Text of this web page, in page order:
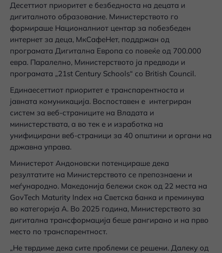
Десеттиот приоритет е безбедноста на децата и
дигиталното образование. Министерството го
формираше Националниот центар за побезбеден
интернет за деца, МкСафеНет, поддржан од
програмата Дигитална Европа со повеќе од 700.000
евра. Паралелно, Министерството ја предводи и
програмата „21st Century Schools“ со British Council.
Единаесеттиот приоритет е транспарентноста и
јавната комуникација. Воспоставен е интегриран
систем за веб-страниците на Владата и
министерствата, а во тек е и изработка на
унифицирани веб-страници за 40 општини и органи на
државна управа.
Министерот Андоновски потенцираше дека
резултатите на Министерството се препознаени и
меѓународно. Македонија бележи скок од 22 места на
GovTech Maturity Index на Светска банка и преминува
во категорија А. Во 2025 година, Министерството за
дигитална трансформација беше рангирано и на прво
место по транспарентност.
„Не тврдиме дека сите проблеми се решени. Далеку од